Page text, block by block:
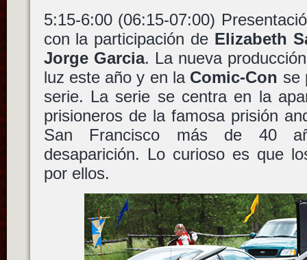
5:15-6:00 (06:15-07:00)
con la participación de Elizabeth
Jorge Garcia. La nueva
luz este año y en la Comic-Con se
serie. La serie se centra en la
prisioneros de la famosa prisión
San Francisco más de 40
desaparición. Lo curioso es que
por ellos.